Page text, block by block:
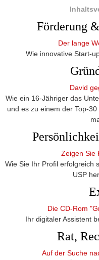
Förderung
Der lange
Wie innovative Start-
David
Wie ein 16-Jähriger das
und es zu einem der Top-
Zeigen Sie
Wie Sie Ihr Profil erfolgreich
USP
Die CD-Rom
Ihr digitaler Assistent
Rat,
Auf der Suche